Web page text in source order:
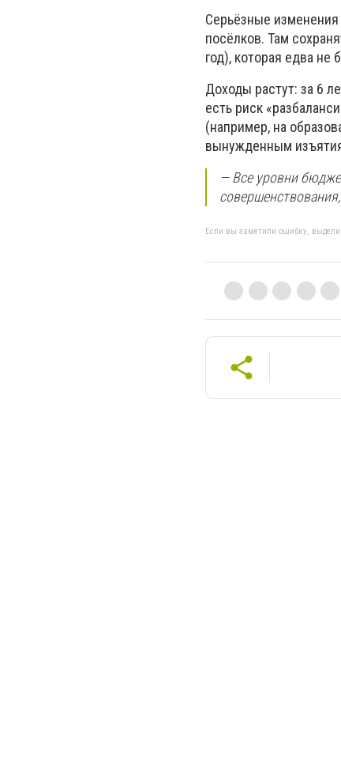
Серьёзные изменения
посёлков. Там
год), которая едва не
Доходы растут: за 6
есть риск
(например, на
вынужденным
— Все уровни
Если вы заметили ошибку,